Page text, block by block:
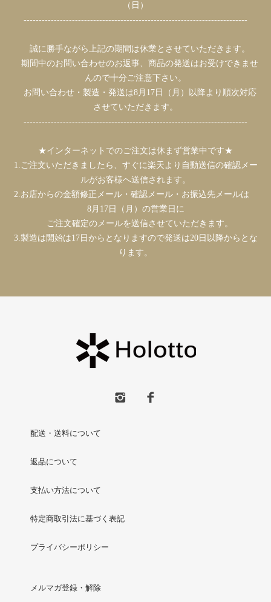
（日）
--------------------------------------------------------------------------
誠に勝手ながら上記の期間は休業とさせていただきます。
期間中のお問い合わせのお返事、商品の発送はお受けできませ
んので十分ご注意下さい。
お問い合わせ・製造・発送は8月17日（月）以降より順次対応
させていただきます。
--------------------------------------------------------------------------
★インターネットでのご注文は休まず営業中です★
1.ご注文いただきましたら、すぐに楽天より自動送信の確認メー
ルがお客様へ送信されます。
2.お店からの金額修正メール・確認メール・お振込先メールは
8月17日（月）の営業日に
ご注文確定のメールを送信させていただきます。
3.製造は開始は17日からとなりますので発送は20日以降からとな
ります。
配送・送料について
返品について
支払い方法について
特定商取引法に基づく表記
プライバシーポリシー
メルマガ登録・解除